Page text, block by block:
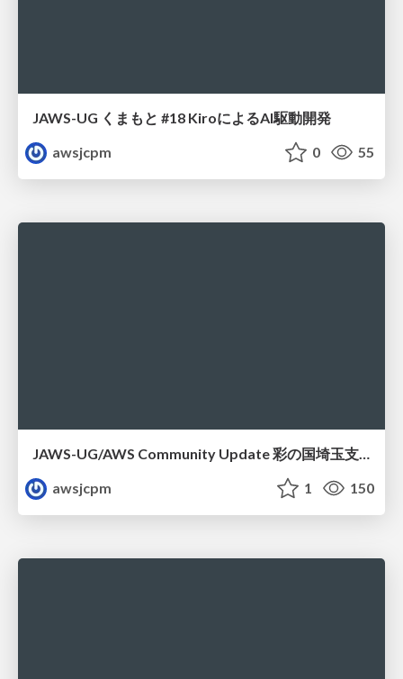
JAWS-UG くまもと #18 KiroによるAI駆動開発
awsjcpm
0 55
JAWS-UG/AWS Community Update 彩の国埼玉支部1周年記念
awsjcpm
1 150